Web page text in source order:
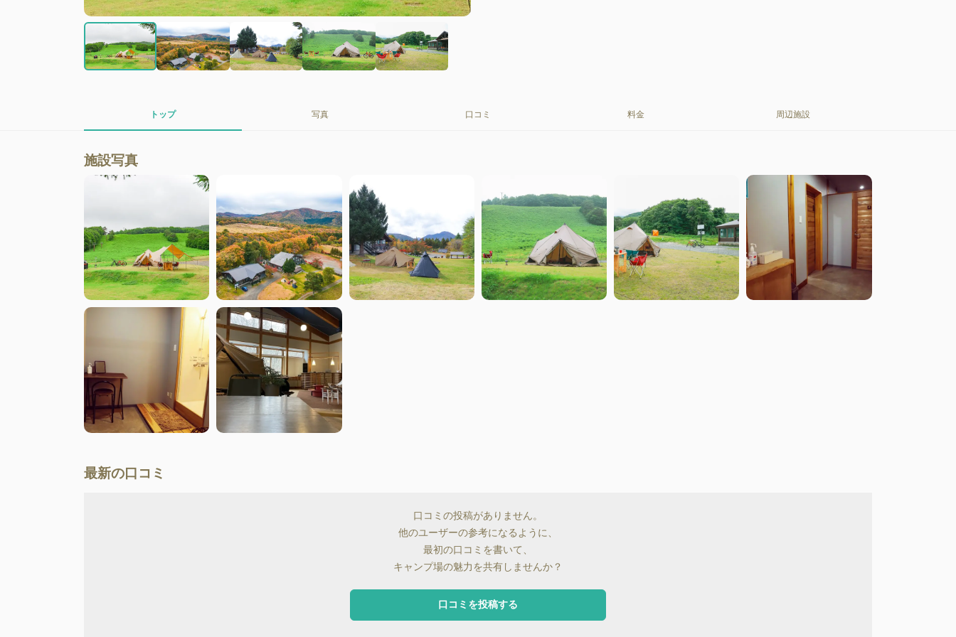
トップ 写真 口コミ 料金 周辺施設
施設写真
最新の口コミ
口コミの投稿がありません。
他のユーザーの参考になるように、
最初の口コミを書いて、
キャンプ場の魅力を共有しませんか？
口コミを投稿する